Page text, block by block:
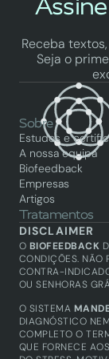
Receba
Seja o
Sobre
Estudos e
A nossa equipa
Biofeedback
Empresas
Artigos
Tratamentos
Biofeedback
Saúde integrativa
Academy
Biofeedback
Técnicos
Produtos
Equipamentos
DISCLAIMER
O BIOFEEDBACK
CONDIÇÕES. NÃO
CONTRA-
OU SENHORAS
O SISTEMA
DIAGNÓSTICO
COMPLETO O
QUE FORNECE